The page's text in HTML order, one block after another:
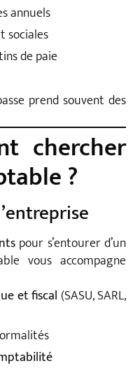
annuels
sociales
de paie
prend souvent des
chercher
?
pour s’entourer d’un
vous accompagne
et fiscal (SASU, SARL,